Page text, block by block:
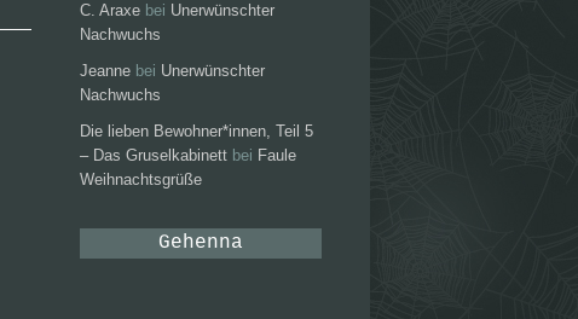
C. Araxe bei Unerwünschter
Nachwuchs
Jeanne bei Unerwünschter
Nachwuchs
Die lieben Bewohner*innen, Teil 5
– Das Gruselkabinett bei Faule
Weihnachtsgrüße
Gehenna